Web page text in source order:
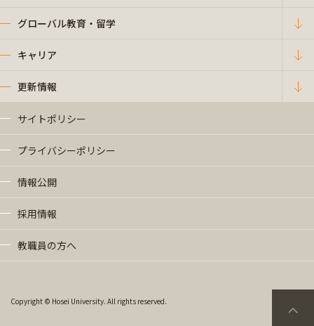
グローバル教育・留学
キャリア
更新情報
サイトポリシー
プライバシーポリシー
情報公開
採用情報
教職員の方へ
Copyright © Hosei University. All rights reserved.